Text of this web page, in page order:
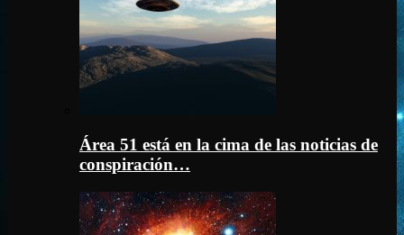
Área 51 está en la cima de las noticias de
conspiración…